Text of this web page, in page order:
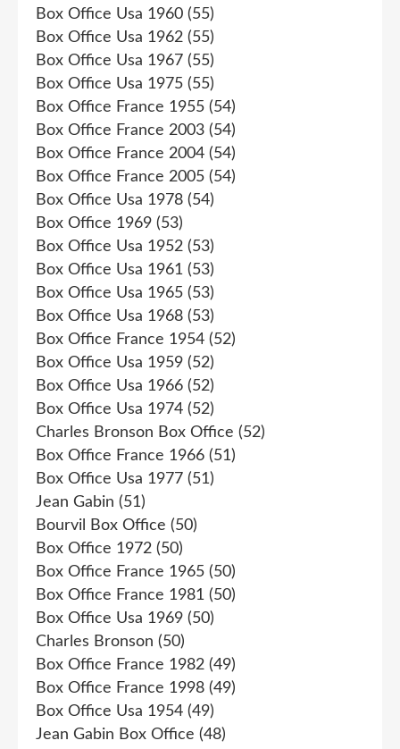
Box Office Usa 1960 (55)
Box Office Usa 1962 (55)
Box Office Usa 1967 (55)
Box Office Usa 1975 (55)
Box Office France 1955 (54)
Box Office France 2003 (54)
Box Office France 2004 (54)
Box Office France 2005 (54)
Box Office Usa 1978 (54)
Box Office 1969 (53)
Box Office Usa 1952 (53)
Box Office Usa 1961 (53)
Box Office Usa 1965 (53)
Box Office Usa 1968 (53)
Box Office France 1954 (52)
Box Office Usa 1959 (52)
Box Office Usa 1966 (52)
Box Office Usa 1974 (52)
Charles Bronson Box Office (52)
Box Office France 1966 (51)
Box Office Usa 1977 (51)
Jean Gabin (51)
Bourvil Box Office (50)
Box Office 1972 (50)
Box Office France 1965 (50)
Box Office France 1981 (50)
Box Office Usa 1969 (50)
Charles Bronson (50)
Box Office France 1982 (49)
Box Office France 1998 (49)
Box Office Usa 1954 (49)
Jean Gabin Box Office (48)